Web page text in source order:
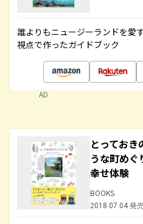
誰よりもニュージーランドを愛
視点で作ったガイドブック
AD
とってお
うな町め
幸せ体験
BOOKS
2018.07.04 発